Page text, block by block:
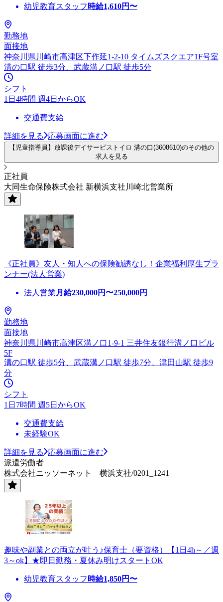
幼児教育スタッフ 時給1,610円〜
勤務地
面接地
神奈川県川崎市高津区下作延1-2-10 タイムズスクエア1F号室
溝の口駅 徒歩3分、武蔵溝ノ口駅 徒歩5分
シフト
1日4時間 週4日からOK
交通費支給
詳細を見る 応募画面に進む
【児童指導員】放課後デイサービストイロ 溝の口(3608610)のその他の
求人を見る
正社員
大同生命保険株式会社 新横浜支社川崎北営業所
《正社員》友人・知人への保険勧誘なし！企業福利厚生プラ
ンナー(法人営業)
法人営業 月給230,000円〜250,000円
勤務地
面接地
神奈川県川崎市高津区溝ノ口1-9-1 三井住友銀行溝ノ口ビル
5F
溝の口駅 徒歩5分、武蔵溝ノ口駅 徒歩7分、津田山駅 徒歩9
分
シフト
1日7時間 週5日からOK
交通費支給
未経験OK
詳細を見る
応募画面に進む
派遣労働者
株式会社ニッソーネット 横浜支社/0201_1241
趣味や副業との両立が叶う♪保育士（要資格）【1日4h～／週
3～ok】★即日勤務・夏休み明けスタートOK
幼児教育スタッフ 時給1,850円〜